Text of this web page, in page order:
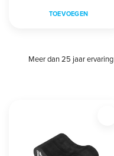
TOEVOEGEN
Meer dan 25 jaar ervaring